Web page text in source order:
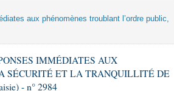
aux phénomènes troublant l’ordre public,
IMMÉDIATES AUX
SÉCURITÉ ET LA TRANQUILLITÉ DE
- n° 2984